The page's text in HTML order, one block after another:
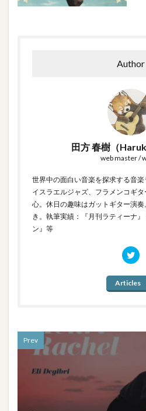
Author
田方 春樹（
web master /
世界中の面白い音楽を探求する音楽
イスラエルジャズ、フラメンコギ
心。休日の趣味はガットギター演
き。執筆実績：『月刊ラティーナ
ン』等
Articles
Prev